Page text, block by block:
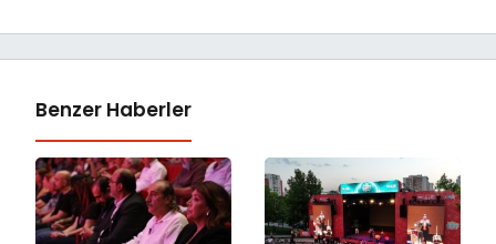
Benzer Haberler